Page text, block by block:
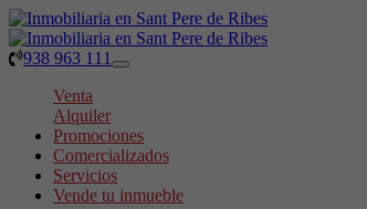
938 963 111
Toggle
Venta
Alquiler
Promociones
Comercializados
Servicios
Vende tu inmueble